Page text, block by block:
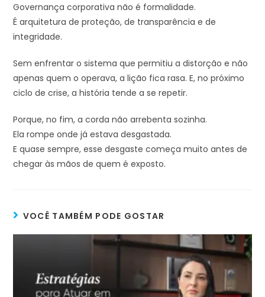
Governança corporativa não é formalidade.
É arquitetura de proteção, de transparência e de
integridade.
Sem enfrentar o sistema que permitiu a distorção e não
apenas quem o operava, a lição fica rasa. E, no próximo
ciclo de crise, a história tende a se repetir.
Porque, no fim, a corda não arrebenta sozinha.
Ela rompe onde já estava desgastada.
E quase sempre, esse desgaste começa muito antes de
chegar às mãos de quem é exposto.
VOCÊ TAMBÉM PODE GOSTAR